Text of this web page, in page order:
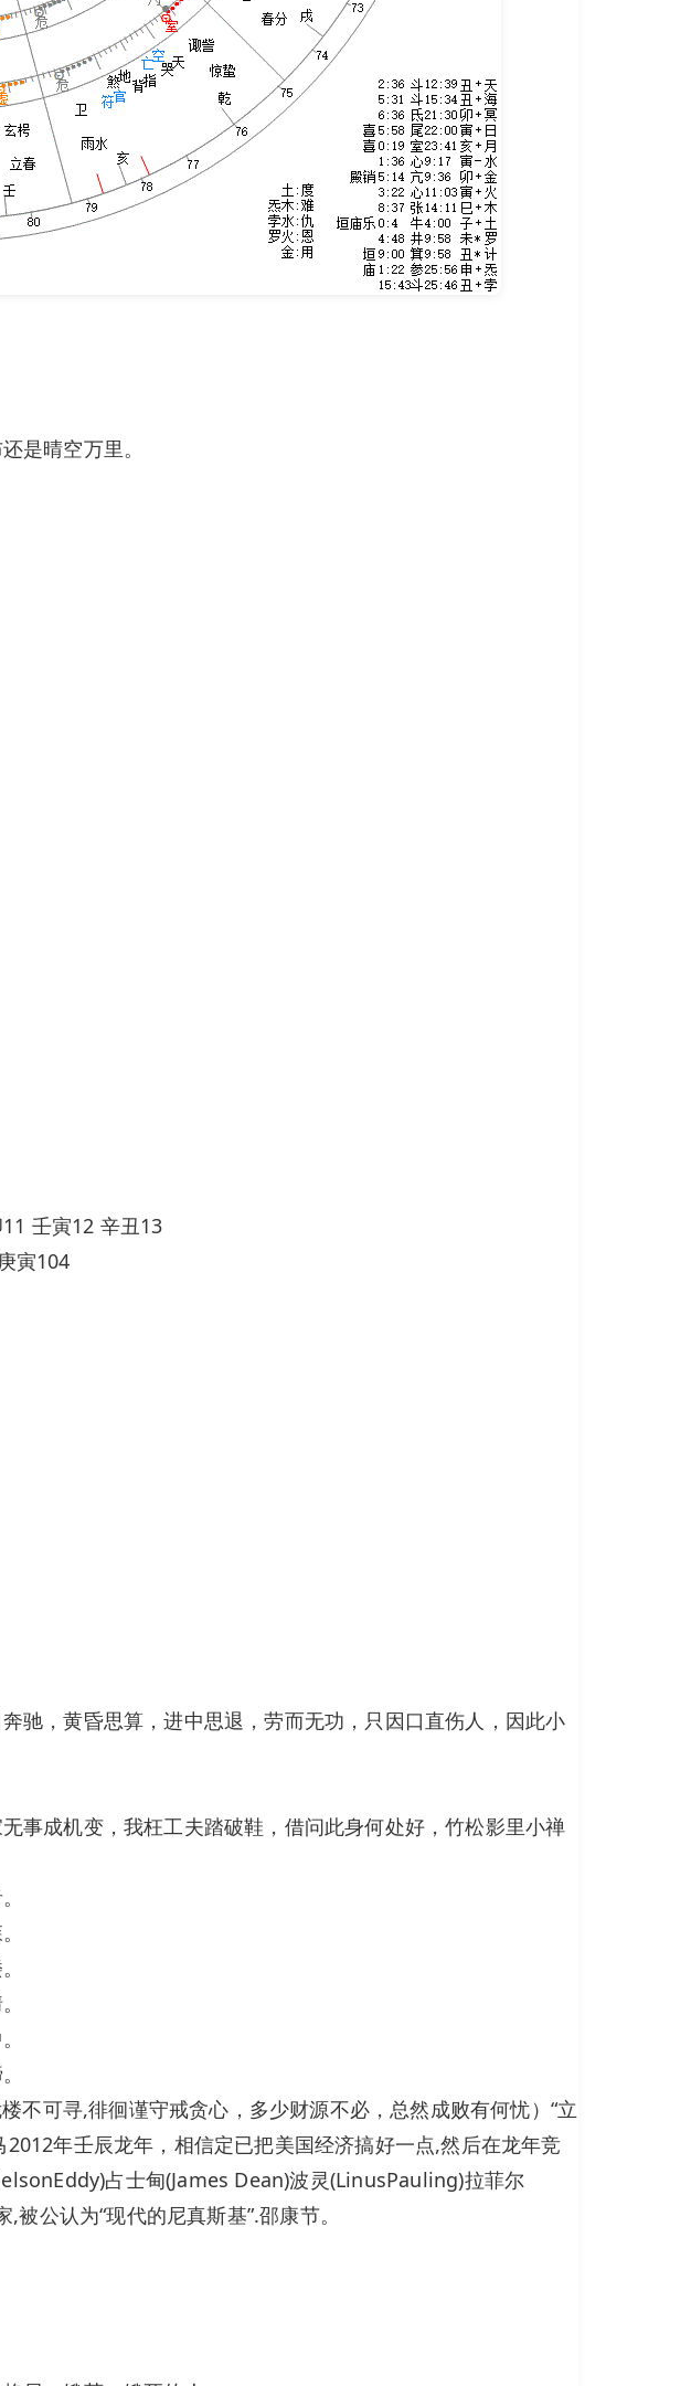
是晴空万里。
壬寅12 辛丑13
寅104
驰，黄昏思算，进中思退，劳而无功，只因口直伤人，因此小
事成机变，我枉工夫踏破鞋，借问此身何处好，竹松影里小禅
不可寻,徘徊谨守戒贪心，多少财源不必，总然成败有何忧）“立
年壬辰龙年，相信定已把美国经济搞好一点,然后在龙年竞
占士甸(James Dean)波灵(LinusPauling)拉菲尔
公认为“现代的尼真斯基”.邵康节。